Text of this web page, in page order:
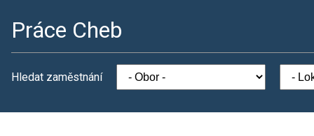
Práce Cheb
Hledat zaměstnání